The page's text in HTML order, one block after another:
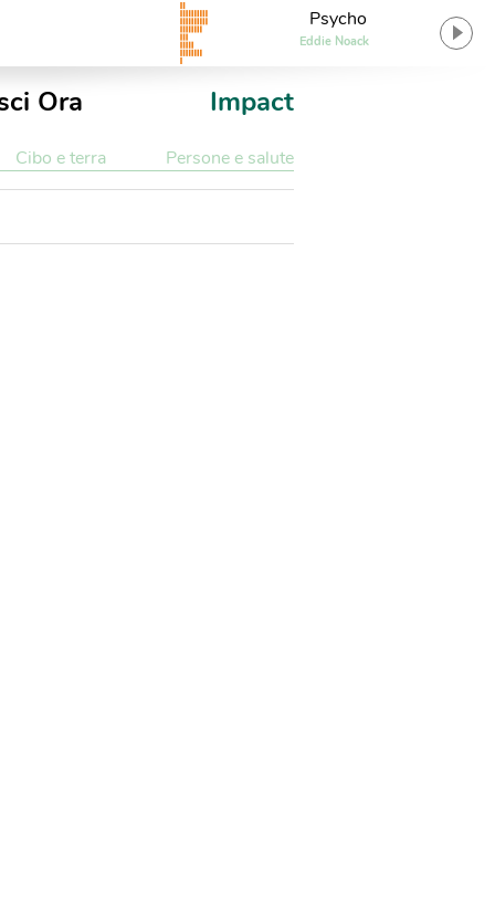
Psycho
Eddie Noack
Ora Impact
Cibo e terra Persone e salute